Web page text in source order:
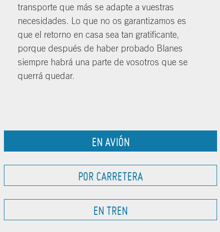
transporte que más se adapte a vuestras
necesidades. Lo que no os garantizamos es
que el retorno en casa sea tan gratificante,
porque después de haber probado Blanes
siempre habrá una parte de vosotros que se
querrá quedar.
EN AVIÓN
POR CARRETERA
EN TREN